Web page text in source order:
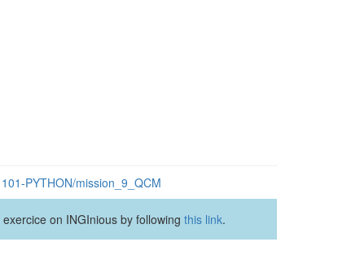
PYTHON/mission_9_QCM
on INGInious by following this link.